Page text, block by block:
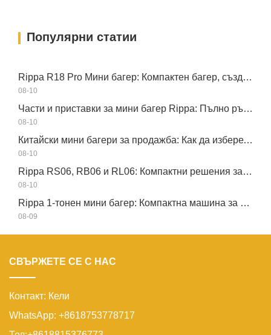
Популярни статии
Rippa R18 Pro Мини багер: Компактен багер, създаден за професионални задачи
08-10
Части и приставки за мини багер Rippa: Пълно ръководство за подмяна и надграждане
08-10
Китайски мини багери за продажба: Как да изберете надежден производител
08-10
Rippa RS06, RB06 и RL06: Компактни решения за оборудване за глобални работни площадки
08-10
Rippa 1-тонен мини багер: Компактна машина за малки задачи
08-09
СВЪРЖЕТЕ СЕ С НАС
Контакт: Кели
WhatsApp: +8618753778717